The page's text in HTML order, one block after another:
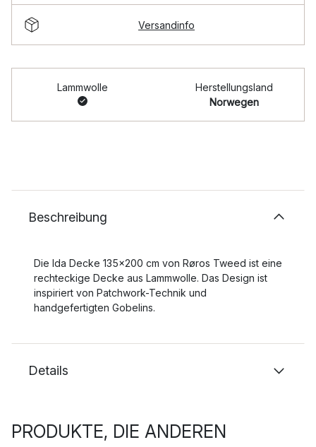
Versandinfo
Lammwolle
Herstellungsland
Norwegen
Beschreibung
Die Ida Decke 135x200 cm von Røros Tweed ist eine
rechteckige Decke aus Lammwolle. Das Design ist
inspiriert von Patchwork-Technik und
handgefertigten Gobelins.
Details
PRODUKTE, DIE ANDEREN